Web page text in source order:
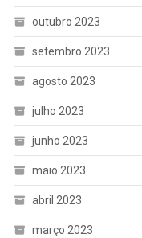
outubro 2023
setembro 2023
agosto 2023
julho 2023
junho 2023
maio 2023
abril 2023
março 2023